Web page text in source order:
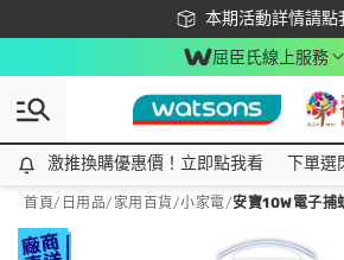
本期活動詳情請點
下載app最高回饋
屈臣氏線上服務
激推換購優惠價！立即點我看
激推換購優惠價！立即點我看 下單選
首頁/ 日用品/ 家用百貨/小家電/安寶10W電子